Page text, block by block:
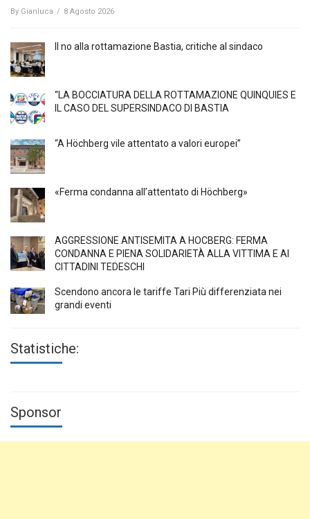
By Gianluca / 8 Agosto 2026
Il no alla rottamazione Bastia, critiche al sindaco
“LA BOCCIATURA DELLA ROTTAMAZIONE QUINQUIES E
IL CASO DEL SUPERSINDACO DI BASTIA
“A Höchberg vile attentato a valori europei”
«Ferma condanna all’attentato di Höchberg»
AGGRESSIONE ANTISEMITA A HÖCBERG: FERMA
CONDANNA E PIENA SOLIDARIETÀ ALLA VITTIMA E AI
CITTADINI TEDESCHI
Scendono ancora le tariffe Tari Più differenziata nei
grandi eventi
Statistiche:
Sponsor